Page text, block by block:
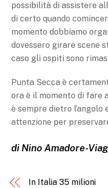
possibilità di assistere
di certo quando
momento dobbiamo
dovessero girare scene
caso gli ospiti sono
Punta Secca è
ora è il momento di fare
è sempre dietro l’angolo
attenzione per
di Nino Amadore-
In Italia 35 milioni